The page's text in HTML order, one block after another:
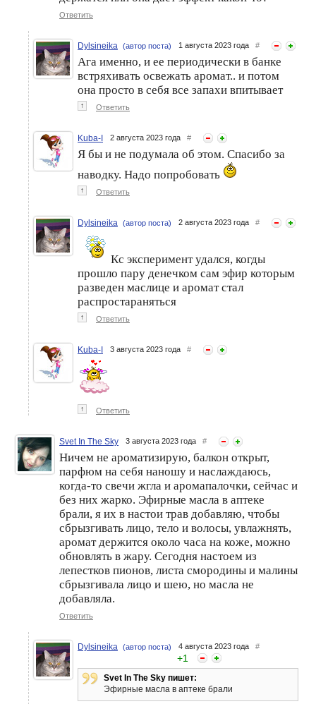
Ответить
Dylsineika (автор поста) 1 августа 2023 года #
Ага именно, и ее периодически в банке
встряхивать освежать аромат.. и потом
она просто в себя все запахи впитывает
↑ Ответить
Kuba-I 2 августа 2023 года #
Я бы и не подумала об этом. Спасибо за
наводку. Надо попробовать
↑ Ответить
Dylsineika (автор поста) 2 августа 2023 года #
Кс эксперимент удался, когды
прошло пару денечком сам эфир которым
разведен маслице и аромат стал
распростараняться
↑ Ответить
Kuba-I 3 августа 2023 года #
↑ Ответить
Svet In The Sky 3 августа 2023 года #
Ничем не ароматизирую, балкон открыт,
парфюм на себя наношу и наслаждаюсь,
когда-то свечи жгла и аромапалочки, сейчас и
без них жарко. Эфирные масла в аптеке
брали, я их в настои трав добавляю, чтобы
сбрызгивать лицо, тело и волосы, увлажнять,
аромат держится около часа на коже, можно
обновлять в жару. Сегодня настоем из
лепестков пионов, листа смородины и малины
сбрызгивала лицо и шею, но масла не
добавляла.
Ответить
Dylsineika (автор поста) 4 августа 2023 года #
+1
Svet In The Sky пишет:
Эфирные масла в аптеке брали